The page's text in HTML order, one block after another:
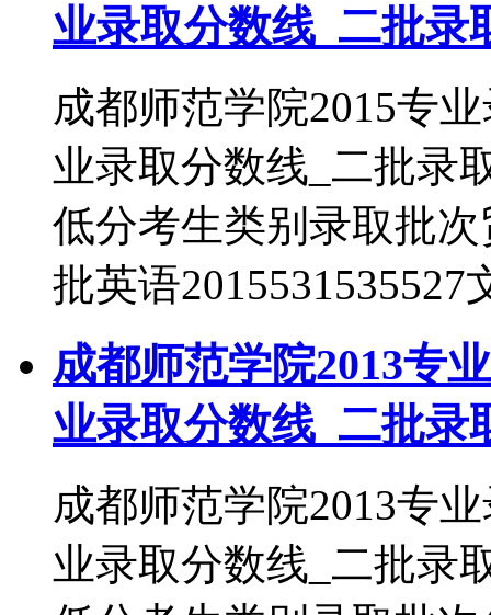
业录取分数线_二批录
成都师范学院2015专
业录取分数线_二批录
低分考生类别录取批次
批英语2015531535527
成都师范学院2013专
业录取分数线_二批录
成都师范学院2013专
业录取分数线_二批录